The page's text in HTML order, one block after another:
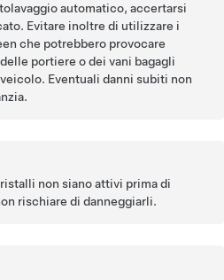
automatico, accertarsi
Evitare inoltre di utilizzare i
che potrebbero provocare
portiere o dei vani bagagli
Eventuali danni subiti non
non siano attivi prima di
rischiare di danneggiarli.